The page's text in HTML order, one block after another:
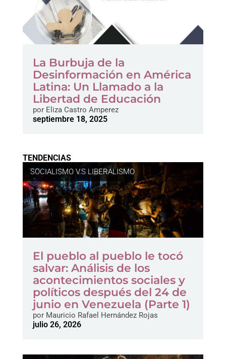
La Burbuja de la
Desinformación en América
Latina: Un Llamado a la
Libertad de Educación
porEliza Castro Amperez
septiembre 18, 2025
TENDENCIAS
SOCIALISMO V.S LIBERALISMO
El pueblo al pueblo le tocó
salvar: Análisis de los
acontecimientos sociales y
políticos después del 24 de
junio en Venezuela (Parte 1)
porMauricio Rafael Hernández Rojas
julio 26, 2026